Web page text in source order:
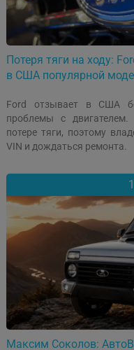
Потеря тяги на ходу:
в США популярной
Ford отзывает в США
проблемы с
потере тяги, поэтому
VIN и дождаться ремонта.
Максим Соколов: